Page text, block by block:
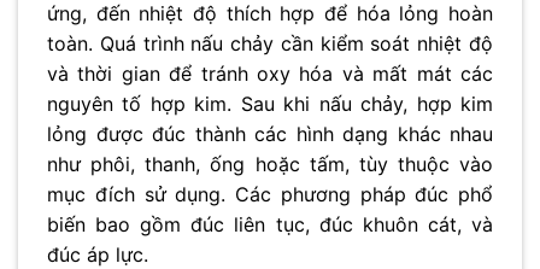
ứng, đến nhiệt độ thích hợp để hóa lỏng hoàn
toàn. Quá trình nấu chảy cần kiểm soát nhiệt độ
và thời gian để tránh oxy hóa và mất mát các
nguyên tố hợp kim. Sau khi nấu chảy, hợp kim
lỏng được đúc thành các hình dạng khác nhau
như phôi, thanh, ống hoặc tấm, tùy thuộc vào
mục đích sử dụng. Các phương pháp đúc phổ
biến bao gồm đúc liên tục, đúc khuôn cát, và
đúc áp lực.